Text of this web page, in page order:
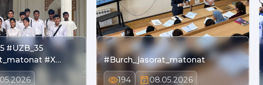
#UZB_35
#X…
#Burch_jasorat_matonat
194 08.05.2026